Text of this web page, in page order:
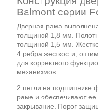
Balmont серии
Дверная рама
толщиной 1,8 мм.
толщиной 1,5 мм.
4 ребра жесткости,
для корректного
механизмов.
2 петли на подшипнике
раме и обеспечивают
закрывание. Порог